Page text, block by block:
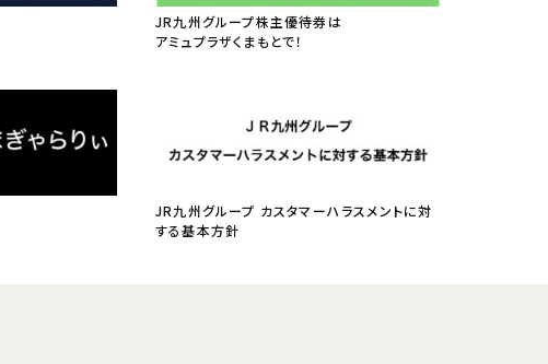
JR九州グループ株主優待券は
アミュプラザくまもとで！
JR九州グループ カスタマーハラスメントに対
する基本方針